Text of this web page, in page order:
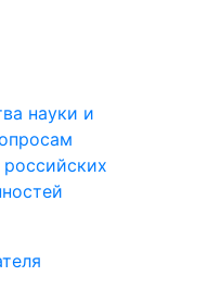
науки и